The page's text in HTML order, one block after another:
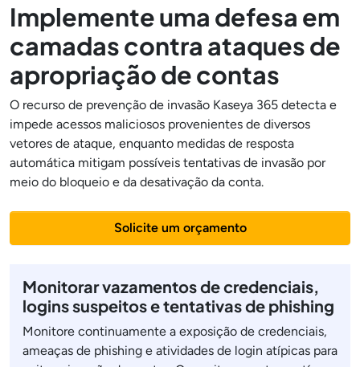
Implemente uma defesa em
camadas contra ataques de
apropriação de contas
O recurso de prevenção de invasão Kaseya 365 detecta e
impede acessos maliciosos provenientes de diversos
vetores de ataque, enquanto medidas de resposta
automática mitigam possíveis tentativas de invasão por
meio do bloqueio e da desativação da conta.
Solicite um orçamento
Monitorar vazamentos de credenciais,
logins suspeitos e tentativas de phishing
Monitore continuamente a exposição de credenciais,
ameaças de phishing e atividades de login atípicas para